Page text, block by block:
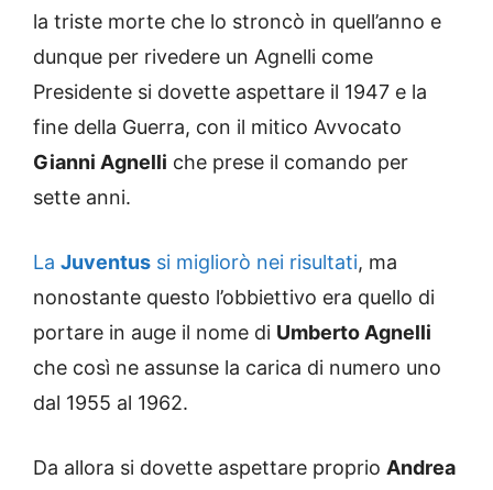
la triste morte che lo stroncò in quell’anno e
dunque per rivedere un Agnelli come
Presidente si dovette aspettare il 1947 e la
fine della Guerra, con il mitico Avvocato
Gianni Agnelli che prese il comando per
sette anni.
La Juventus si migliorò nei risultati, ma
nonostante questo l’obbiettivo era quello di
portare in auge il nome di Umberto Agnelli
che così ne assunse la carica di numero uno
dal 1955 al 1962.
Da allora si dovette aspettare proprio Andrea